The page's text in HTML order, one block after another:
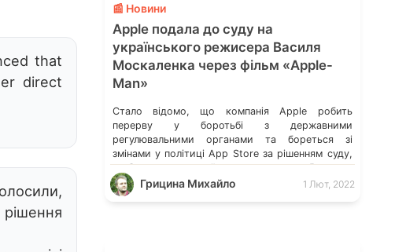
that
direct
📰 Новини
Apple подала до суду на
українського режисера Василя
Москаленка через фільм «Apple-
Man»
Стало відомо, що компанія Apple робить
перерву у боротьбі з державними
регулювальними органами та бореться зі
змінами у політиці App Store за рішенням суду,
щоб подати власний позов проти українського
кінорежисера Василя Москаленка, який
написав сценарій та, за підтримки Kickstarter,
Грицина Михайло 1 Лют, 2022